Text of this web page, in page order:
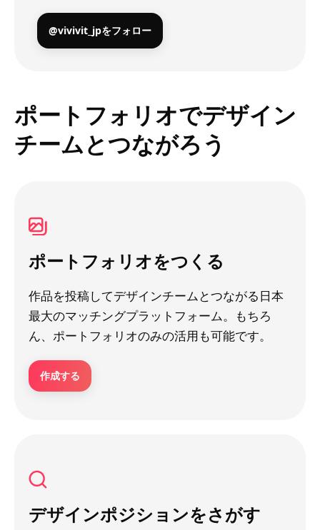
@vivivit_jpをフォロー
ポートフォリオでデザイン
チームとつながろう
ポートフォリオをつくる
作品を投稿してデザインチームとつながる日本
最大のマッチングプラットフォーム。もちろ
ん、ポートフォリオのみの活用も可能です。
作成する
デザインポジションをさがす